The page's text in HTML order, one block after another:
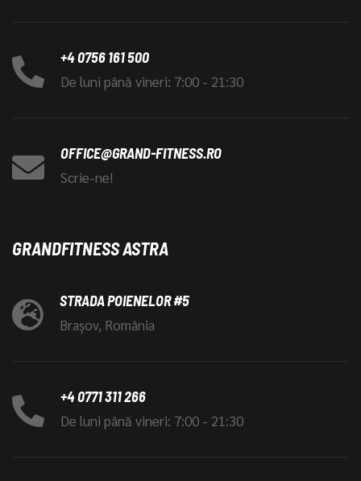
+4 0756 161 500
De luni până vineri: 7:00 - 21:30
OFFICE@GRAND-FITNESS.RO
Scrie-ne!
GRANDFITNESS ASTRA
STRADA POIENELOR #5
Brașov, România
+4 0771 311 266
De luni până vineri: 7:00 - 21:30